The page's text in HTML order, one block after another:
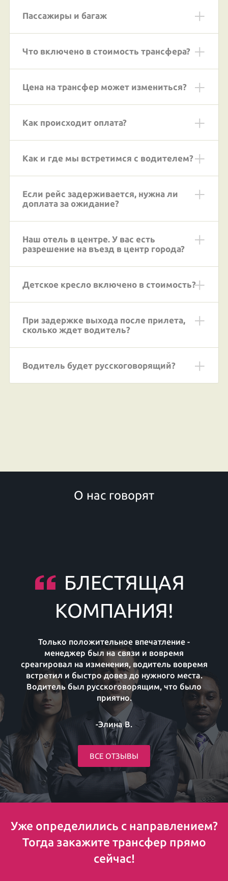
Пассажиры и багаж
Что включено в стоимость трансфера?
Цена на трансфер может измениться?
Как происходит оплата?
Как и где мы встретимся с водителем?
Если рейс задерживается, нужна ли
доплата за ожидание?
Наш отель в центре. У вас есть
разрешение на въезд в центр города?
Детское кресло включено в стоимость?
При задержке выхода после прилета,
сколько ждет водитель?
Водитель будет русскоговорящий?
О нас говорят
БЛЕСТЯЩАЯ
КОМПАНИЯ!
Только положительное впечатление -
менеджер был на связи и вовремя
среагировал на изменения, водитель вовремя
встретил и быстро довез до нужного места.
Водитель был русскоговорящим, что было
приятно.
-Элина В.
ВСЕ ОТЗЫВЫ
Уже определились с направлением?
Тогда закажите трансфер прямо
сейчас!